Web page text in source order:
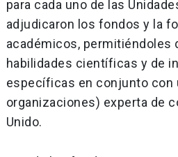
para cada uno de las
adjudicaron los fondos y la
académicos, permitiéndoles
habilidades científicas y de
específicas en conjunto con
organizaciones) experta de
Unido.